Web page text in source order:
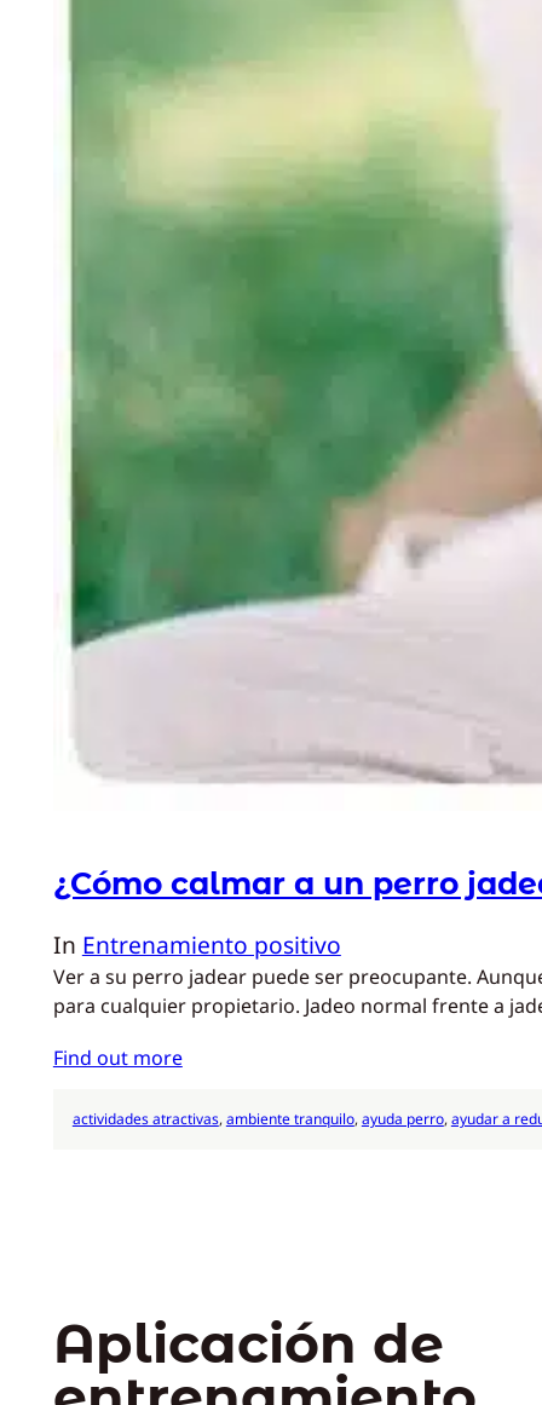
¿Cómo calmar a un perro
In Entrenamiento positivo
Ver a su perro jadear puede ser preocupante.
para cualquier propietario. Jadeo normal frente a
Find out more
actividades atractivas, ambiente tranquilo, ayuda perro, ayudar a
Aplicación de